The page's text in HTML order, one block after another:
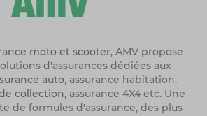
moto et scooter, AMV propose
d'assurances dédiées aux
auto, assurance habitation,
collection, assurance 4X4 etc. Une
de formules d'assurance, des plus